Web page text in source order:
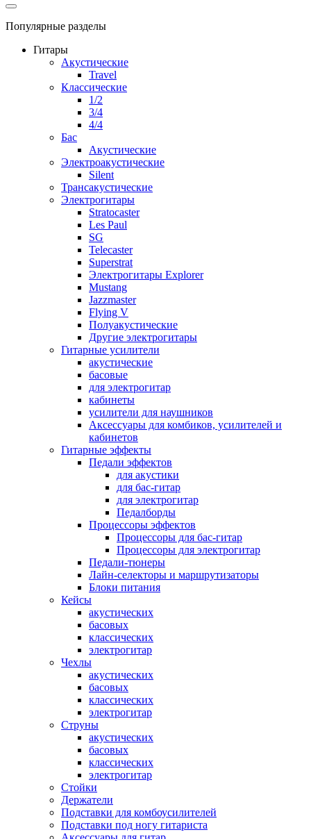
Популярные разделы
Гитары
Акустические
Travel
Классические
1/2
3/4
4/4
Бас
Акустические
Электроакустические
Silent
Трансакустические
Электрогитары
Stratocaster
Les Paul
SG
Telecaster
Superstrat
Электрогитары Explorer
Mustang
Jazzmaster
Flying V
Полуакустические
Другие электрогитары
Гитарные усилители
акустические
басовые
для электрогитар
кабинеты
усилители для наушников
Аксессуары для комбиков, усилителей и
кабинетов
Гитарные эффекты
Педали эффектов
для акустики
для бас-гитар
для электрогитар
Педалборды
Процессоры эффектов
Процессоры для бас-гитар
Процессоры для электрогитар
Педали-тюнеры
Лайн-селекторы и маршрутизаторы
Блоки питания
Кейсы
акустических
басовых
классических
электрогитар
Чехлы
акустических
басовых
классических
электрогитар
Струны
акустических
басовых
классических
электрогитар
Стойки
Держатели
Подставки для комбоусилителей
Подставки под ногу гитариста